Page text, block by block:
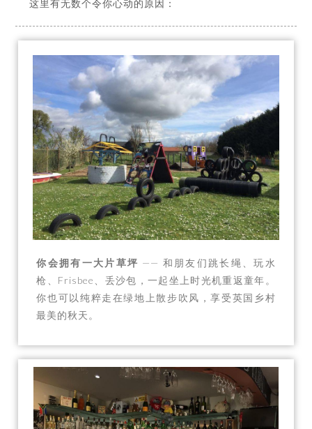
这里有无数个令你心动的原因：
你会拥有一大片草坪 —— 和朋友们跳长绳、玩水
枪、Frisbee、丢沙包，一起坐上时光机重返童年。
你也可以纯粹走在绿地上散步吹风，享受英国乡村
最美的秋天。